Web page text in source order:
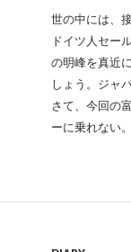
世の中には、
ドイツ人セー
の明峰を真近
しょう。ジャ
さて、今回の
ーに乗れない